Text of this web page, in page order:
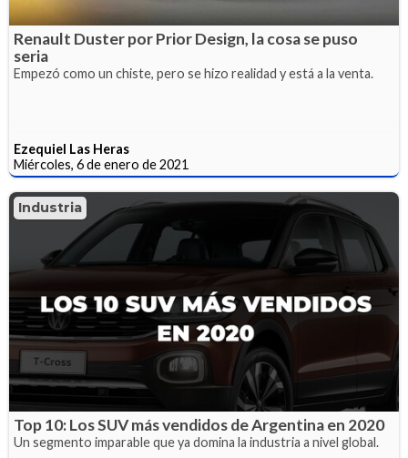
Renault Duster por Prior Design, la cosa se puso
seria
Empezó como un chiste, pero se hizo realidad y está a la venta.
Ezequiel Las Heras
Miércoles, 6 de enero de 2021
Industria
Top 10: Los SUV más vendidos de Argentina en 2020
Un segmento imparable que ya domina la industria a nivel global.